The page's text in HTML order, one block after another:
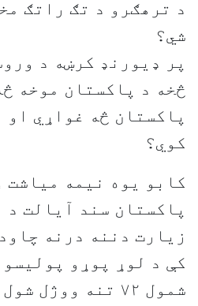
د ترهګرو د تګ راتګ
شي؟
پر ډيورنډ کرښه د
څخه د پاکستان موخه
پاکستان څه غواړي او
کوي؟
کابو يوه نيمه مياشت
پاکستان سند آيالت د
زیارت دننه درنه
کې د لوړ پوړو